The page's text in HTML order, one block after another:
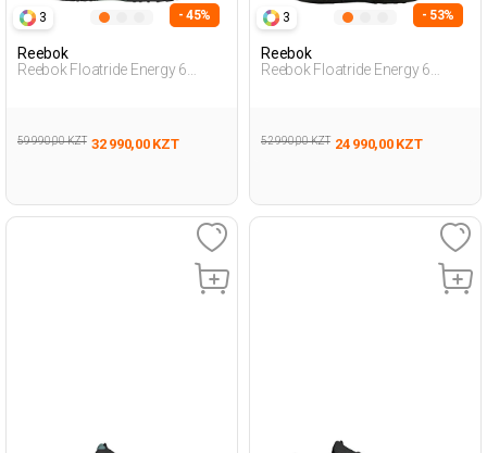
3 - 45%
Reebok
Reebok Floatride Energy 6
59 990,00 KZT 32 990,00 KZT
3 - 53%
Reebok
Reebok Floatride Energy 6
52 990,00 KZT 24 990,00 KZT